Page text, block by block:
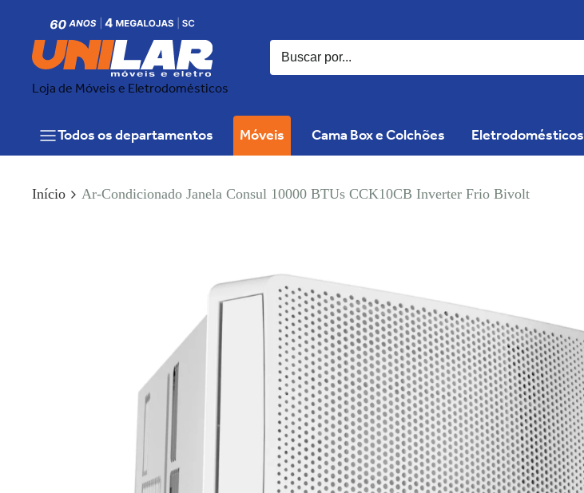
Loja de Móveis e Eletrodomésticos
Todos os departamentos Móveis Cama Box e Colchões Eletrodomésticos
Início Ar-Condicionado Janela Consul 10000 BTUs CCK10CB Inverter Frio Bivolt